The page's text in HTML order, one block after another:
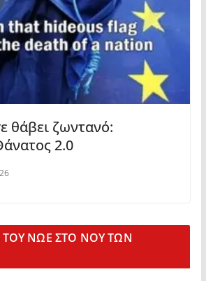
θάβει ζωντανό:
2.0
ΤΟΥ ΝΩΕ ΣΤΟ ΝΟΥ ΤΩΝ